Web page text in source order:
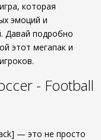
которая
эмоций и
Давай подробно
этот мегапак и
- Football
— это не просто